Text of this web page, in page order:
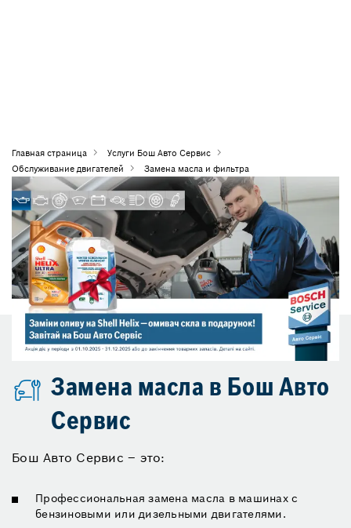
Главная страница
Услуги Бош Авто Сервис
Обслуживание двигателей
Замена масла и фильтра
Замена масла в Бош Авто
Сервис
Бош Авто Сервис – это:
Профессиональная замена масла в машинах с
бензиновыми или дизельными двигателями.